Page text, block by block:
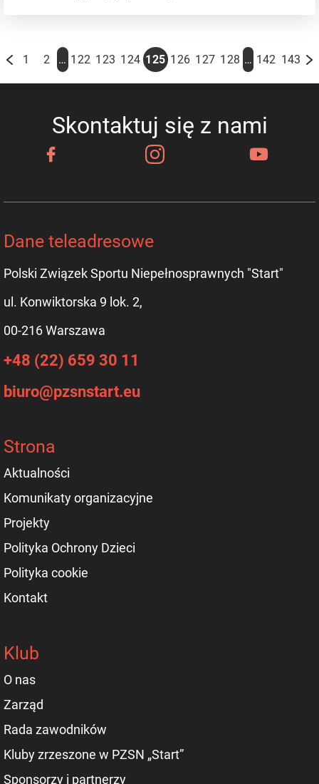
1 2 … 122 123 124 125 126 127 128 … 142 143
Skontaktuj się z nami
Dane teleadresowe
Polski Związek Sportu Niepełnosprawnych "Start"
ul. Konwiktorska 9 lok. 2,
00-216 Warszawa
+48 (22) 659 30 11
biuro@pzsnstart.eu
Strona
Aktualności
Komunikaty organizacyjne
Projekty
Polityka Ochrony Dzieci
Polityka cookie
Kontakt
Klub
O nas
Zarząd
Rada zawodników
Kluby zrzeszone w PZSN „Start”
Sponsorzy i partnerzy